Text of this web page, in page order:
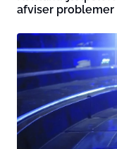
afviser problemer